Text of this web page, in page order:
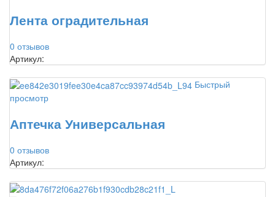
Лента оградительная
0 отзывов
Артикул:
Быстрый
просмотр
Аптечка Универсальная
0 отзывов
Артикул: